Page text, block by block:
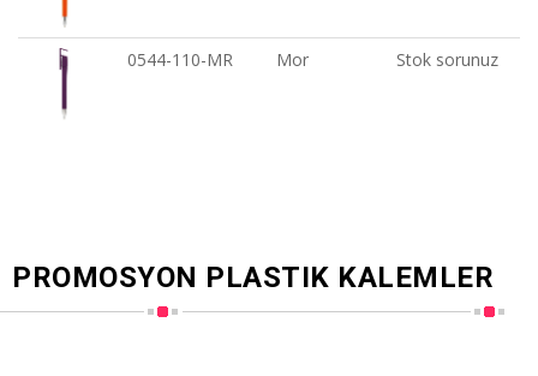
0544-110-MR Mor Stok sorunuz
PROMOSYON PLASTIK KALEMLER